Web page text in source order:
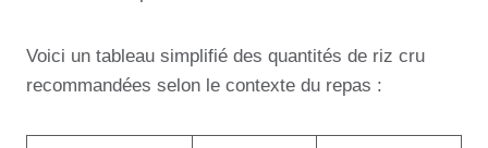
Voici un tableau simplifié des quantités de riz cru
recommandées selon le contexte du repas :